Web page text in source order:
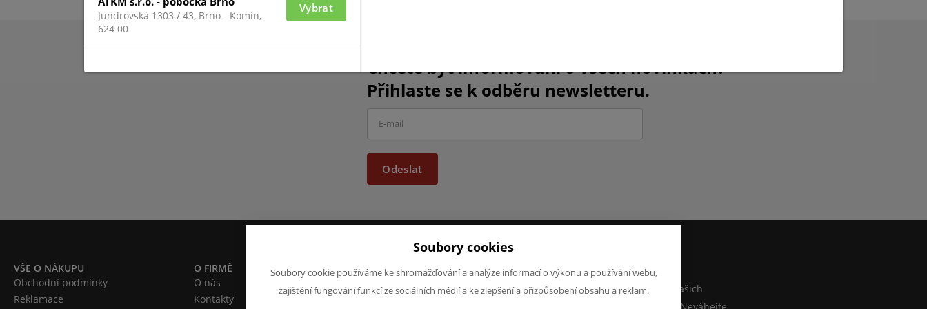
Chcete být informováni o všech novinkách?
Přihlaste se k odběru newsletteru.
Odeslat
VŠE O NÁKUPU
Obchodní podmínky
Reklamace
O FIRMĚ
O nás
Kontakty
JAZYK A MĚNA
CS
NAPIŠTE NÁM
Chcete nám něco sdělit o našich
Soubory cookies
Soubory cookie používáme ke shromažďování a analýze informací o výkonu a používání webu,
zajištění fungování funkcí ze sociálních médií a ke zlepšení a přizpůsobení obsahu a reklam.
Jundrovská 1303 / 43, Brno - Komín,
624 00
Vybrat